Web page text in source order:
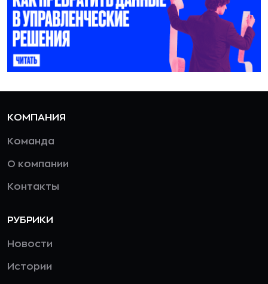
КОМПАНИЯ
Команда
О компании
Контакты
РУБРИКИ
Новости
Истории